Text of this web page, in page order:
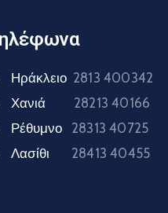
Ηράκλειο 2813 400342
Χανιά 28213 40166
Ρέθυμνο 28313 40725
Λασίθι 28413 40455